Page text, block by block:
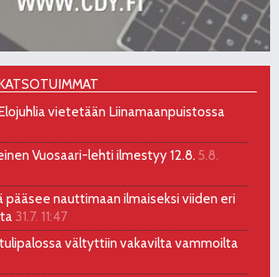
vietetään Liinamaanpuistossa
Vuosaari-lehti ilmestyy 12.8. 5.8.
pääsee nauttimaan ilmaiseksi viiden eri
31.7. 11:47
vältyttiin vakavilta vammoilta